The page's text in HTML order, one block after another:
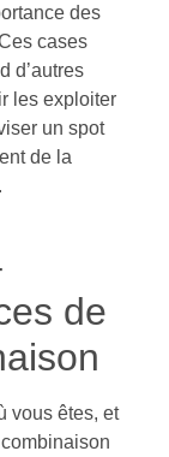
des
cases
d’autres
les exploiter
un spot
de la
de
vous êtes, et